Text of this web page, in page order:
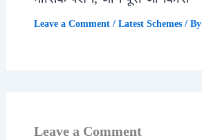
Leave a Comment / Latest Schemes/ By
Leave a Comment